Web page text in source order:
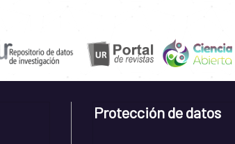
Protección de datos